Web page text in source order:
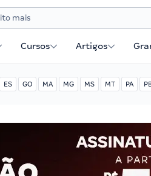
Cursos Artigos
ES GO MA MG MS MT PA